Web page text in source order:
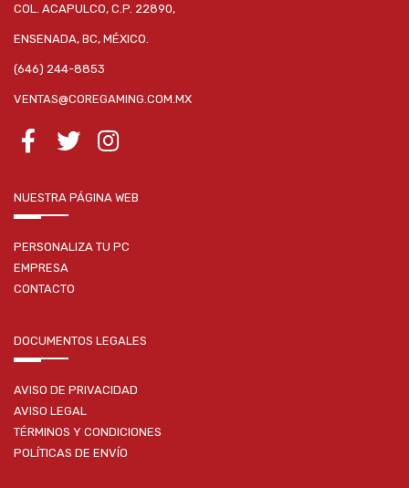
COL. ACAPULCO, C.P. 22890,
ENSENADA, BC, MÉXICO.
(646) 244-8853
VENTAS@COREGAMING.COM.MX
NUESTRA PÁGINA WEB
PERSONALIZA TU PC
EMPRESA
CONTACTO
DOCUMENTOS LEGALES
AVISO DE PRIVACIDAD
AVISO LEGAL
TÉRMINOS Y CONDICIONES
POLÍTICAS DE ENVÍO